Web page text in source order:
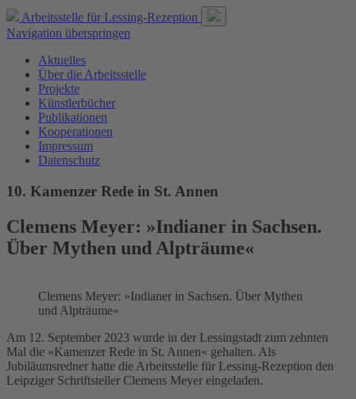
Arbeitsstelle für Lessing-Rezeption
Navigation überspringen
Aktuelles
Über die Arbeitsstelle
Projekte
Künstlerbücher
Publikationen
Kooperationen
Impressum
Datenschutz
10. Kamenzer Rede in St. Annen
Clemens Meyer: »Indianer in Sachsen.
Über Mythen und Alpträume«
Clemens Meyer: »Indianer in Sachsen. Über Mythen
und Alpträume«
Am 12. September 2023 wurde in der Lessingstadt zum zehnten
Mal die »Kamenzer Rede in St. Annen« gehalten. Als
Jubiläumsredner hatte die Arbeitsstelle für Lessing-Rezeption den
Leipziger Schriftsteller Clemens Meyer eingeladen.